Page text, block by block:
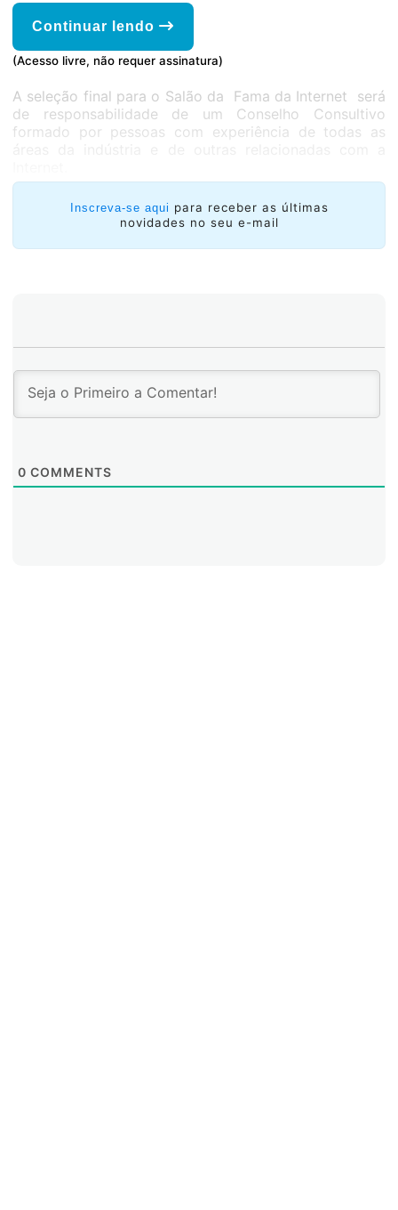
Continuar lendo
(Acesso livre, não requer assinatura)
A seleção final para o Salão da Fama da Internet será
de responsabilidade de um Conselho Consultivo
formado por pessoas com experiência de todas as
Inscreva-se aqui para receber as últimas
novidades no seu e-mail
0 COMMENTS